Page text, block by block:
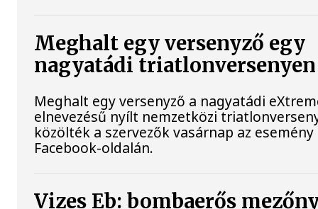
Meghalt egy versenyző egy
nagyatádi triatlonversenyen
Meghalt egy versenyző a nagyatádi
elnevezésű nyílt nemzetközi
közölték a szervezők vasárnap az esemény
Facebook-oldalán.
Vizes Eb: bombaerős